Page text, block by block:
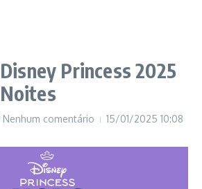
Princess 2025
Noites
Nenhum comentário 15/01/2025 10:08